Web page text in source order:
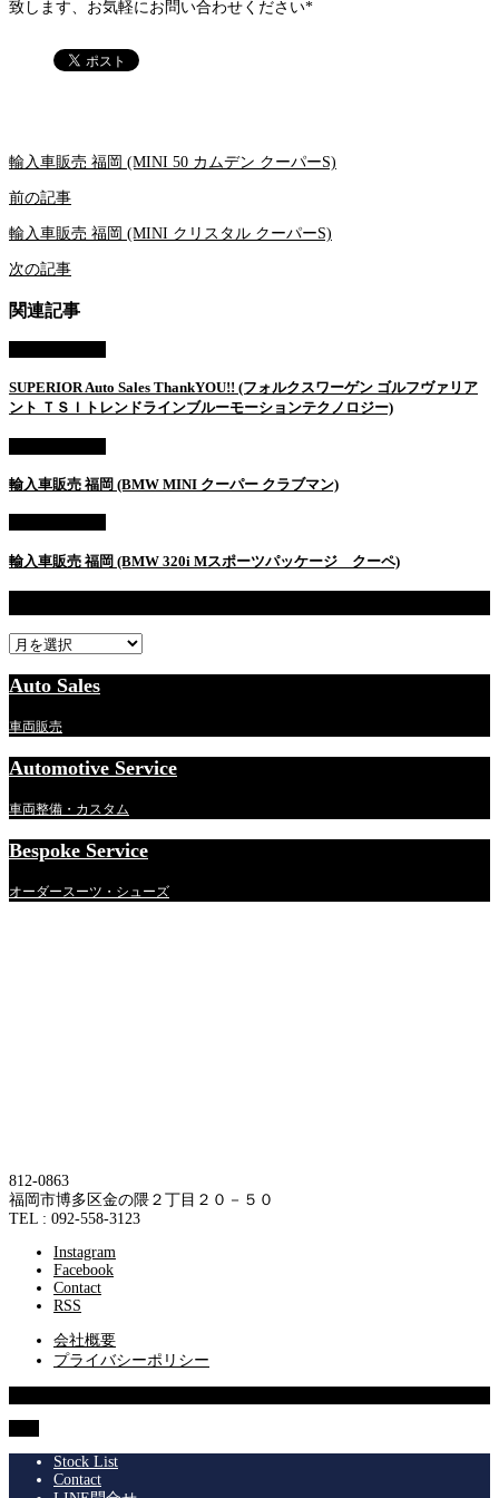
致します、お気軽にお問い合わせください*
輸入車販売 福岡 (MINI 50 カムデン クーパーS)
前の記事
輸入車販売 福岡 (MINI クリスタル クーパーS)
次の記事
関連記事
SUPERIOR Auto Sales ThankYOU!! (フォルクスワーゲン ゴルフヴァリア
ント ＴＳＩトレンドラインブルーモーションテクノロジー)
輸入車販売 福岡 (BMW MINI クーパー クラブマン)
輸入車販売 福岡 (BMW 320i Mスポーツパッケージ クーペ)
過
記
一
覧
Auto Sales
車両販売
Automotive Service
車両整備・カスタム
Bespoke Service
オーダースーツ・シューズ
812-0863
福岡市博多区金の隈２丁目２０－５０
TEL : 092-558-3123
Instagram
Facebook
Contact
RSS
会社概要
プライバシーポリシー
Stock List
Contact